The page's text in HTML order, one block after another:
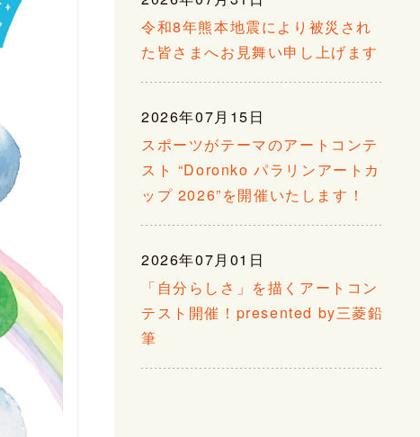
令和8年熊本地震により被災され
た皆さまへお見舞い申し上げます
2026年07月15日
スポーツがテーマのアートコンテ
スト “Doronko パラリンアートカ
ップ 2026”を開催いたします！
2026年07月01日
「自分らしさ」を描くアートコン
テスト開催！presented by三菱鉛
筆